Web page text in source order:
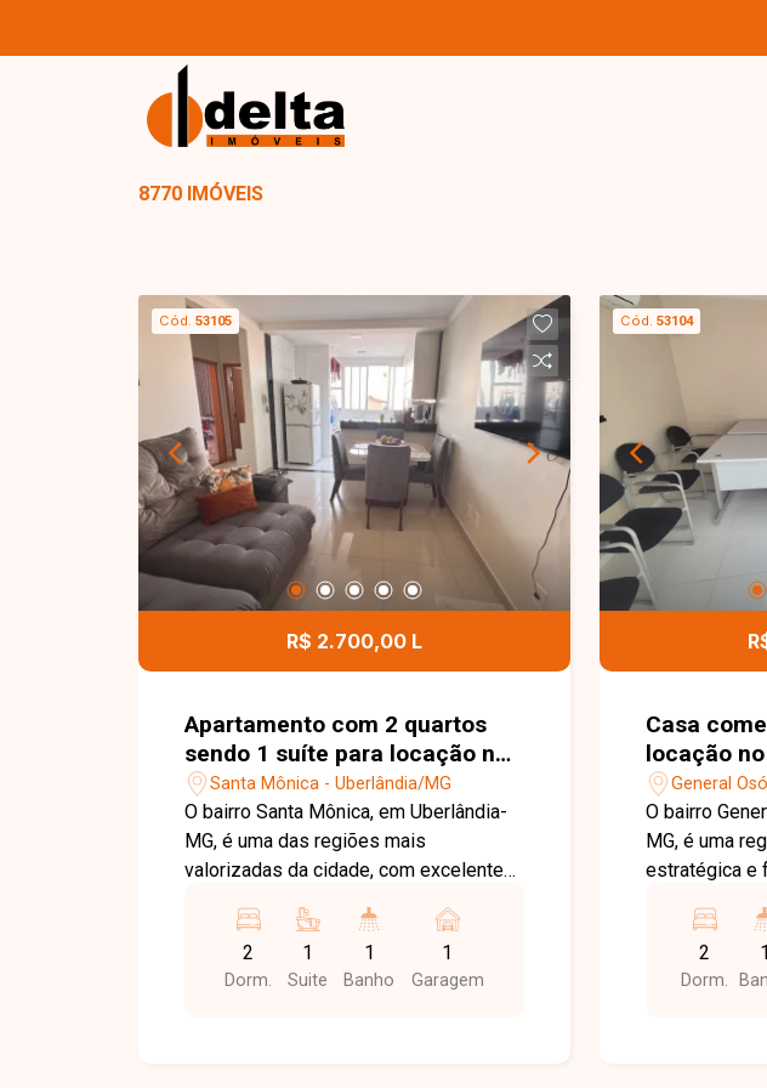
8770 IMÓVEIS
Cód. 53105
R$ 2.700,00 L
Apartamento com 2 quartos
sendo 1 suíte para locação no
bairro Santa Mônica em
Uberlândia-MG
Santa Mônica - Uberlândia/MG
O bairro Santa Mônica, em Uberlândia-
MG, é uma das regiões mais
valorizadas da cidade, com excelente
especialmente por sua proximidade à
Universidade Federal de Uberlândia
(UFU). A região conta com ampla oferta
2
Dorm.
1
Suite
1
Banho
1
Garagem
Cód. 53104
Casa
locação
Osório em
General
O bairro
MG, é uma
estratégica e
para
proximidade
e outros
2
Dorm.
1